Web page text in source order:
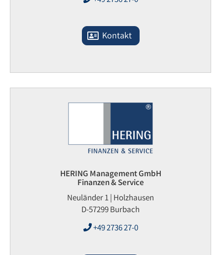
Kontakt
HERING Management GmbH
Finanzen & Service
Neuländer 1 | Holzhausen
D-57299 Burbach
+49 2736 27-0